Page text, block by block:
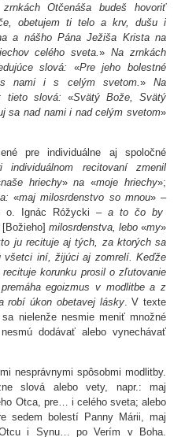
Otčenáša budeš hovoriť
obetujem ti telo a krv, dušu i
a nášho Pána Ježiša Krista na
celého sveta.» Na zrnkách
slová: «Pre jeho bolestné
s nami i s celým svetom. »Na
tieto slová: «Svätý Bože, Svätý
sa nad nami i nad celým svetom»
pre individuálne aj spoločné
recitovaní zmenil
naše hriechy»na«moje hriechy»;
«maj milosrdenstvo so mnou» –
o. Ignác Róžycki – a to čo by
[Božieho] milosrdenstva, lebo «my»
ju recituje aj tých, za ktorých sa
všetci iní, žijúci aj zomrelí. Keďže
korunku prosil o zľutovanie
premáha egoizmus v modlitbe a z
robí úkon obetavej lásky. V texte
nielenže nesmie meniť množné
dodávať alebo vynechávať
nesprávnymi spôsobmi modlitby.
slová alebo vety, napr.: maj
Otca, pre… i celého sveta; alebo
sedem bolestí Panny Márii, maj
i Synu… po Verím v Boha.